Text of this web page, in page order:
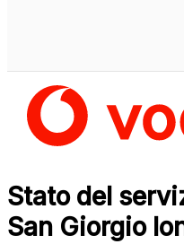
Stato del
San Giorgio